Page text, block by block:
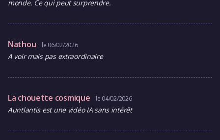
monde. Ce qui peut surprendre.
Nathou le 06/02/2026
A voir mais pas extraordinaire
La chouette cosmique le 04/02/2026
Auntlantis est une vidéo IA sans intérêt